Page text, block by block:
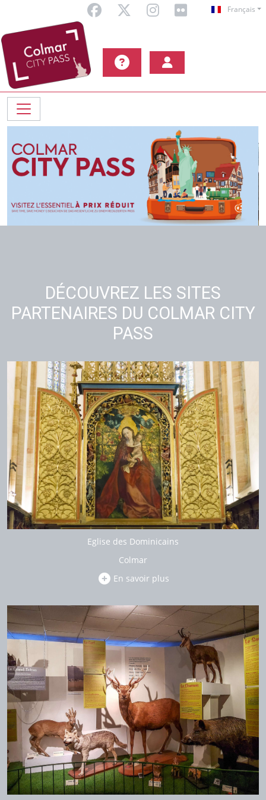
Français
DÉCOUVREZ LES SITES
PARTENAIRES DU COLMAR CITY
PASS
Eglise des Dominicains
Colmar
En savoir plus